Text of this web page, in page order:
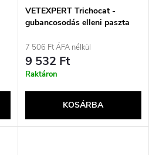
VETEXPERT Trichocat -
gubancosodás elleni paszta
7 506 Ft ÁFA nélkül
9 532 Ft
Raktáron
KOSÁRBA